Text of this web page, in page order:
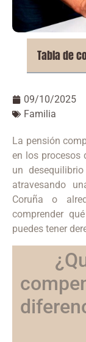
Tabla de
09/10/2025
Familia
La pensión
en los procesos
un
atravesando
Coruña o
comprender
puedes tener